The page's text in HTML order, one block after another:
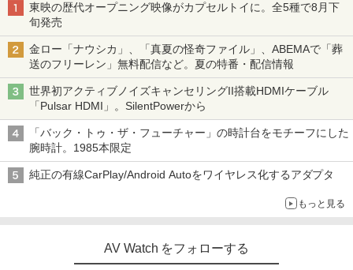
東映の歴代オープニング映像がカプセルトイに。全5種で8月下
旬発売
金ロー「ナウシカ」、「真夏の怪奇ファイル」、ABEMAで「葬
送のフリーレン」無料配信など。夏の特番・配信情報
世界初アクティブノイズキャンセリングII搭載HDMIケーブル
「Pulsar HDMI」。SilentPowerから
「バック・トゥ・ザ・フューチャー」の時計台をモチーフにした
腕時計。1985本限定
純正の有線CarPlay/Android Autoをワイヤレス化するアダプタ
もっと見る
AV Watch をフォローする